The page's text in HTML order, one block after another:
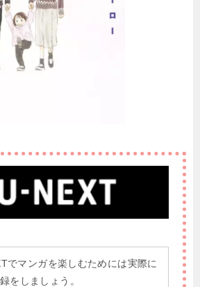
でマンガを楽しむためには実際に
をしましょう。